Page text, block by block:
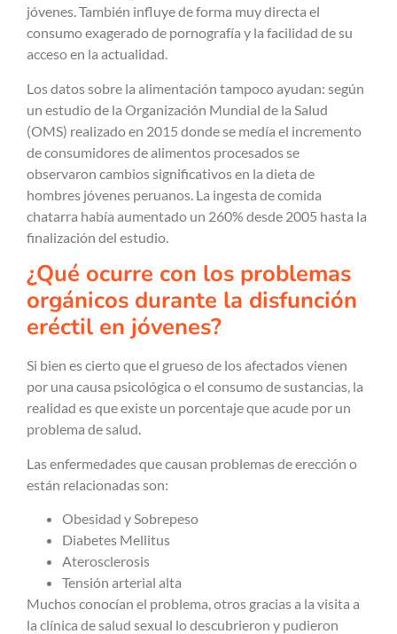
jóvenes. También influye de forma muy directa el
consumo exagerado de pornografía y la facilidad de su
acceso en la actualidad.
Los datos sobre la alimentación tampoco ayudan: según
un estudio de la Organización Mundial de la Salud
(OMS) realizado en 2015 donde se medía el incremento
de consumidores de alimentos procesados se
observaron cambios significativos en la dieta de
hombres jóvenes peruanos. La ingesta de comida
chatarra había aumentado un 260% desde 2005 hasta la
finalización del estudio.
¿Qué ocurre con los problemas
orgánicos durante la disfunción
eréctil en jóvenes?
Si bien es cierto que el grueso de los afectados vienen
por una causa psicológica o el consumo de sustancias, la
realidad es que existe un porcentaje que acude por un
problema de salud.
Las enfermedades que causan problemas de erección o
están relacionadas son:
Obesidad y Sobrepeso
Diabetes Mellitus
Aterosclerosis
Tensión arterial alta
Muchos conocían el problema, otros gracias a la visita a
la clínica de salud sexual lo descubrieron y pudieron